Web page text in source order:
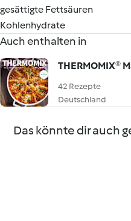
gesättigte Fettsäuren
Kohlenhydrate
Auch enthalten in
THERMOMIX®
42 Rezepte
Deutschland
Das könnte dir auch